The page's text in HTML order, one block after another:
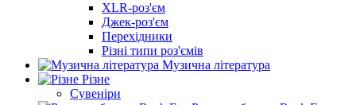
XLR-роз'єм
Джек-роз'єм
Перехідники
Різні типи роз'ємів
Музична література
Різне
Сувеніри